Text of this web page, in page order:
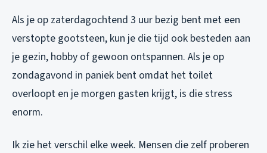
Als je op zaterdagochtend 3 uur bezig bent met een
verstopte gootsteen, kun je die tijd ook besteden aan
je gezin, hobby of gewoon ontspannen. Als je op
zondagavond in paniek bent omdat het toilet
overloopt en je morgen gasten krijgt, is die stress
enorm.
Ik zie het verschil elke week. Mensen die zelf proberen